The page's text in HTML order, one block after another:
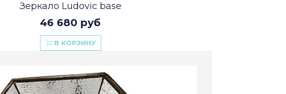
Зеркало Ludovic base
46 680 руб
В КОРЗИНУ